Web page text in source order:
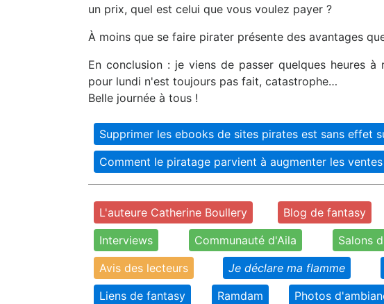
un prix, quel est celui que vous voulez payer ?
À moins que se faire pirater présente des avantages
En conclusion : je viens de passer quelques heures
pour lundi n'est toujours pas fait, catastrophe…
Belle journée à tous !
Supprimer les ebooks de sites pirates est sans effet
Comment le piratage parvient à augmenter les
L'auteure Catherine Boullery Blog de fantasy
Interviews
Communauté d'Aila Salons
Avis des lecteurs
Je déclare ma flamme
Liens de fantasy
Ramdam Photos